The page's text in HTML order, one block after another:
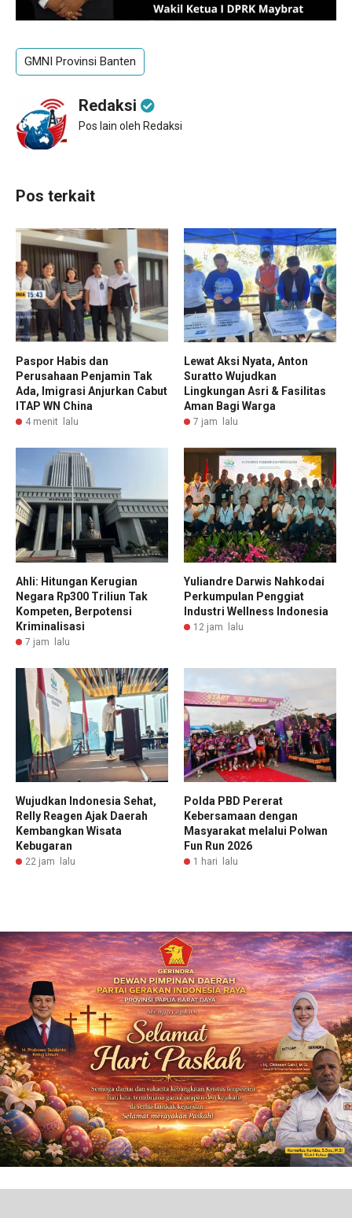
GMNI Provinsi Banten
Redaksi
Pos lain oleh Redaksi
Pos terkait
Paspor Habis dan
Perusahaan Penjamin Tak
Ada, Imigrasi Anjurkan Cabut
ITAP WN China
4 menit lalu
Lewat Aksi Nyata, Anton
Suratto Wujudkan
Lingkungan Asri & Fasilitas
Aman Bagi Warga
7 jam lalu
Ahli: Hitungan Kerugian
Negara Rp300 Triliun Tak
Kompeten, Berpotensi
Kriminalisasi
7 jam lalu
Yuliandre Darwis Nahkodai
Perkumpulan Penggiat
Industri Wellness Indonesia
12 jam lalu
Wujudkan Indonesia Sehat,
Relly Reagen Ajak Daerah
Kembangkan Wisata
Kebugaran
22 jam lalu
Polda PBD Pererat
Kebersamaan dengan
Masyarakat melalui Polwan
Fun Run 2026
1 hari lalu